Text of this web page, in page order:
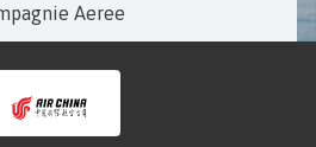
Aeree